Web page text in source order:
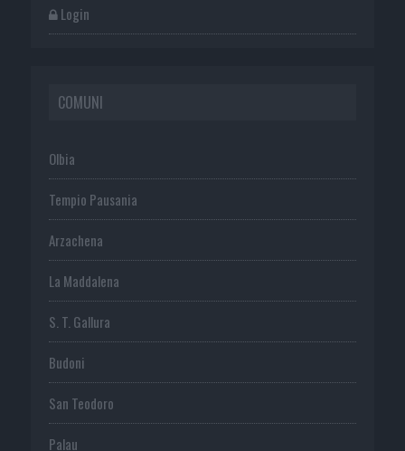
Login
COMUNI
Olbia
Tempio Pausania
Arzachena
La Maddalena
S. T. Gallura
Budoni
San Teodoro
Palau